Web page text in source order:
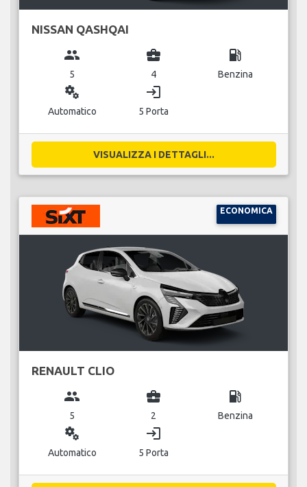
NISSAN QASHQAI
group
5
business_center
4
local_gas_station
Benzina
miscellaneous_services
Automatico
login
5 Porta
VISUALIZZA I DETTAGLI...
ECONOMICA
RENAULT CLIO
group
5
business_center
2
local_gas_station
Benzina
miscellaneous_services
Automatico
login
5 Porta